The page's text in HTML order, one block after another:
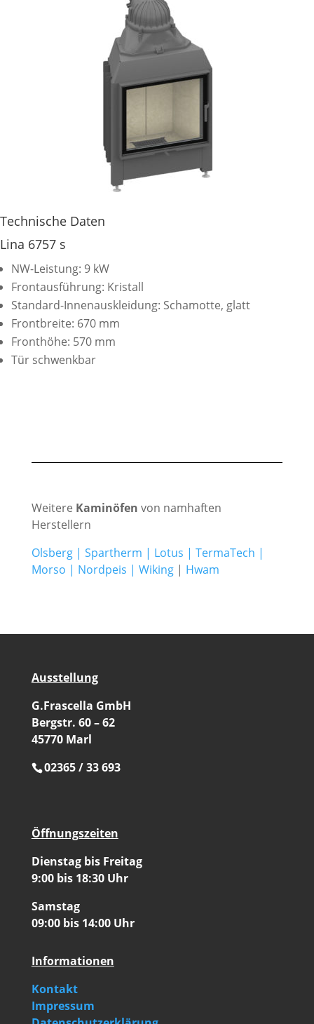
Technische Daten
Lina 6757 s
NW-Leistung: 9 kW
Frontausführung: Kristall
Standard-Innenauskleidung: Schamotte, glatt
Frontbreite: 670 mm
Fronthöhe: 570 mm
Tür schwenkbar
Weitere Kaminöfen von namhaften
Herstellern
Olsberg| Spartherm | Lotus | TermaTech |
Morso | Nordpeis | Wiking| Hwam
Ausstellung
G.Frascella GmbH
Bergstr. 60 – 62
45770 Marl
02365 / 33 693
Öffnungszeiten
Dienstag bis Freitag
9:00 bis 18:30 Uhr
Samstag
09:00 bis 14:00 Uhr
Informationen
Kontakt
Impressum